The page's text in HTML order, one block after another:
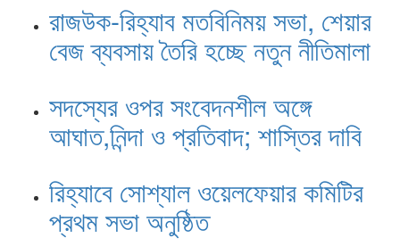
রাজউক-রিহ্যাব মতবিনিময় সভা, শেয়ার
বেজ ব্যবসায় তৈরি হচ্ছে নতুন নীতিমালা
সদস্যের ওপর সংবেদনশীল অঙ্গে
আঘাত,নিন্দা ও প্রতিবাদ; শাস্তির দাবি
রিহ্যাবে সোশ্যাল ওয়েলফেয়ার কমিটির
প্রথম সভা অনুষ্ঠিত